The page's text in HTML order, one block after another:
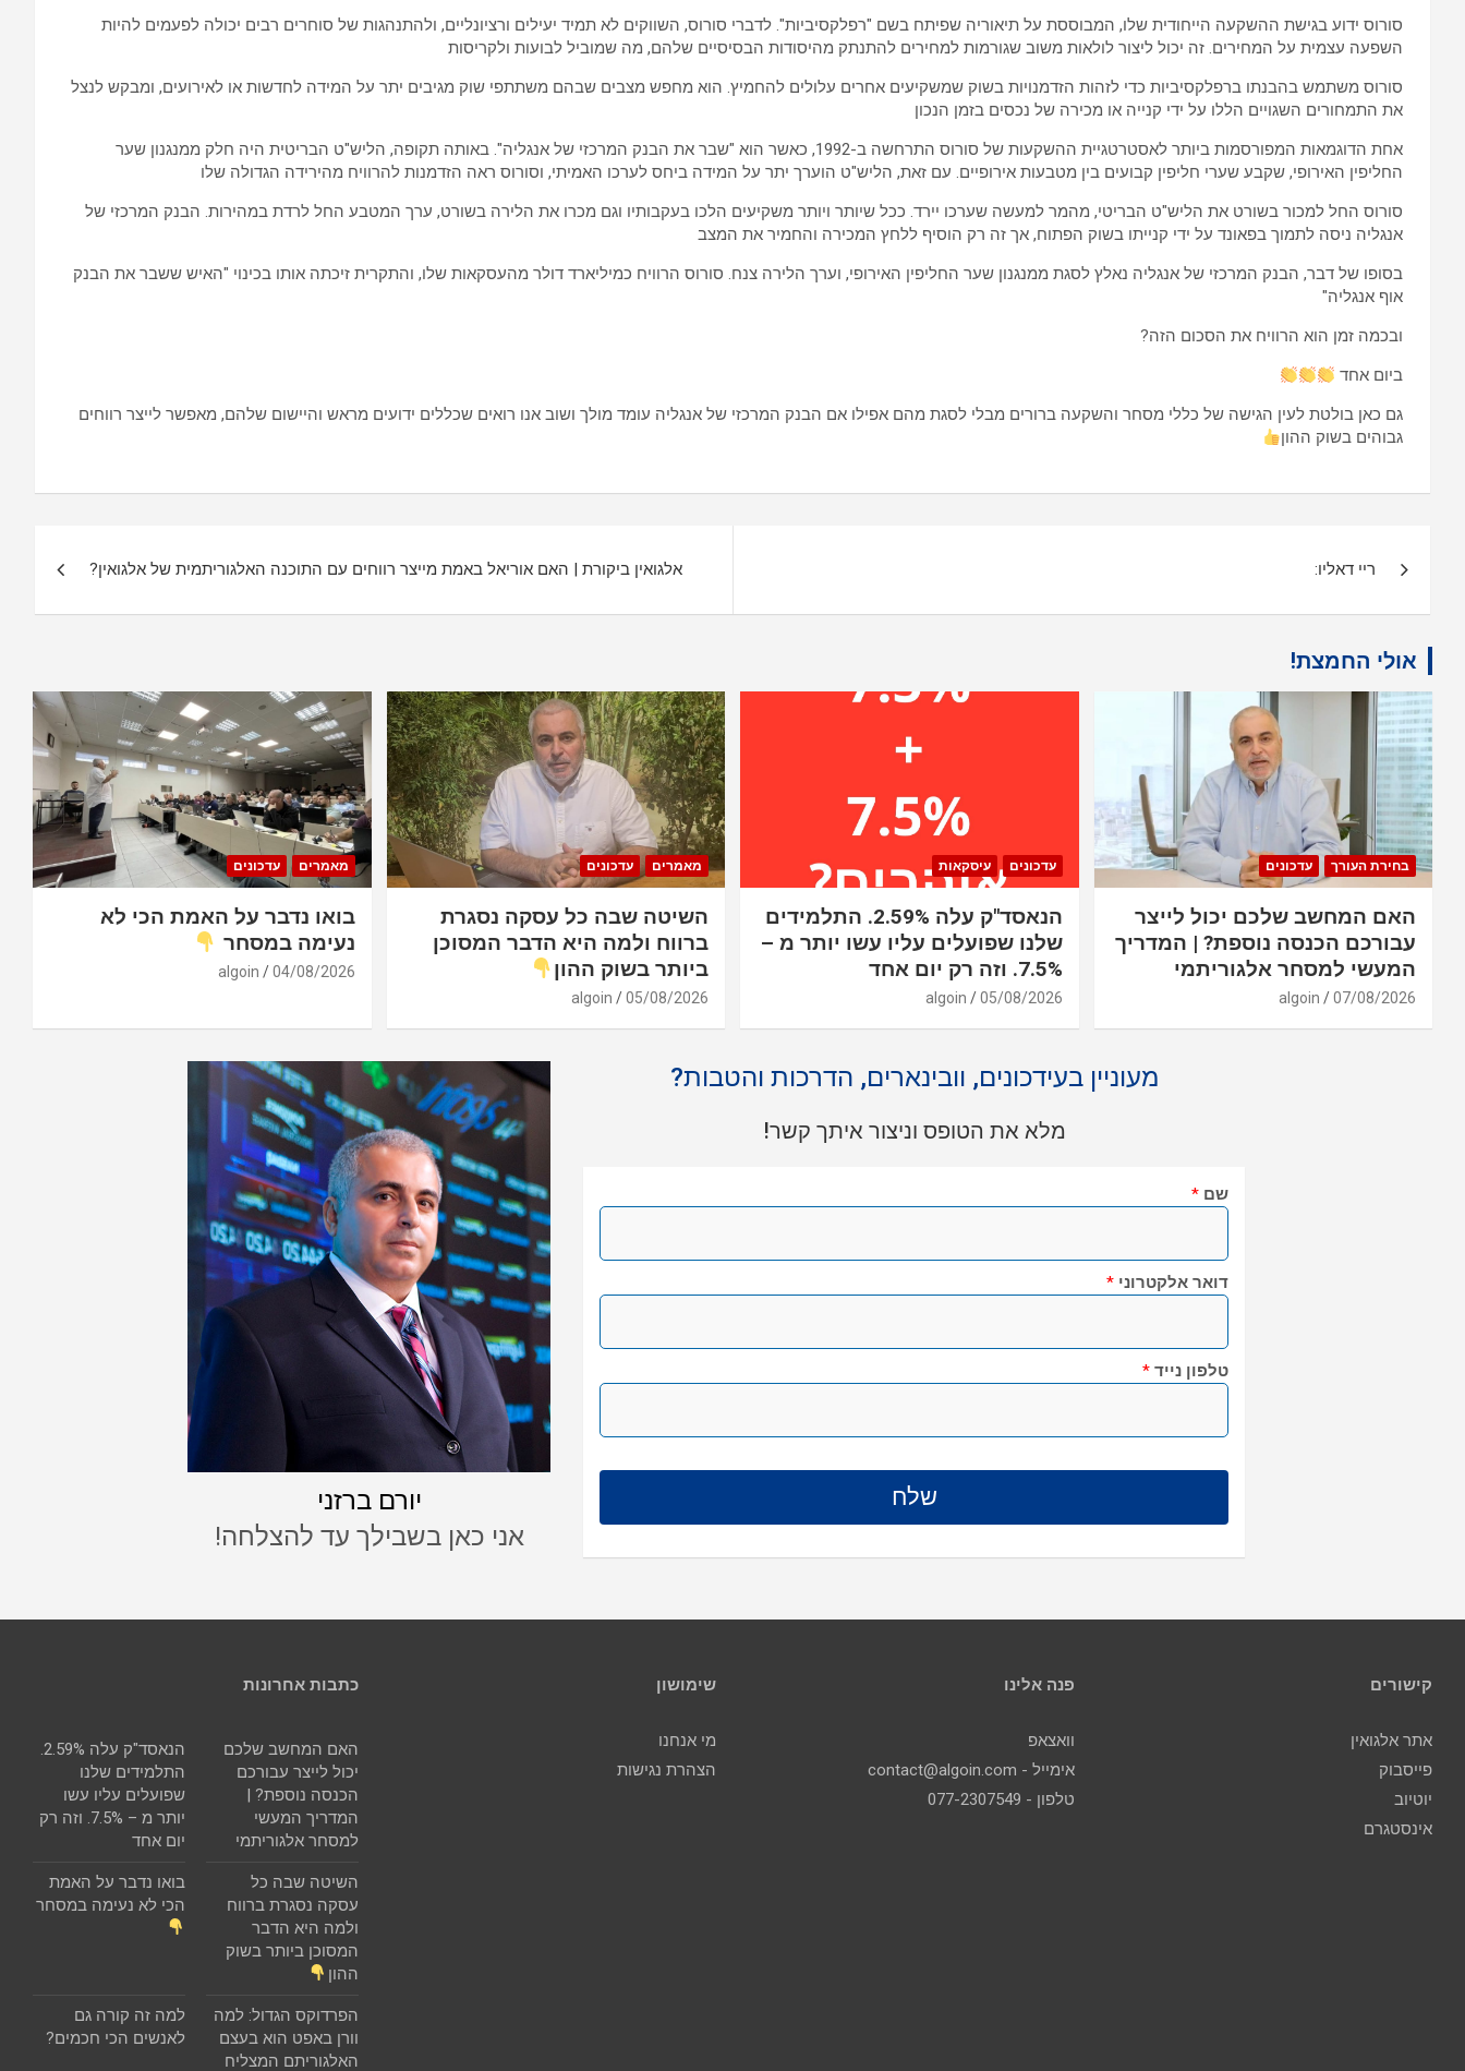
סורוס ידוע בגישת ההשקעה הייחודית שלו, המבוססת על תיאוריה שפיתח בשם "רפלקסיביות". לדברי סורוס, השווקים לא תמיד יעילים ורציונליים, ולהתנהגות של סוחרים רבים יכולה לפעמים להיות
השפעה עצמית על המחירים. זה יכול ליצור לולאות משוב שגורמות למחירים להתנתק מהיסודות הבסיסיים שלהם, מה שמוביל לבועות ולקריסות
סורוס משתמש בהבנתו ברפלקסיביות כדי לזהות הזדמנויות בשוק שמשקיעים אחרים עלולים להחמיץ. הוא מחפש מצבים שבהם משתתפי שוק מגיבים יתר על המידה לחדשות או לאירועים, ומבקש לנצל
את התמחורים השגויים הללו על ידי קנייה או מכירה של נכסים בזמן הנכון
אחת הדוגמאות המפורסמות ביותר לאסטרטגיית ההשקעות של סורוס התרחשה ב-1992, כאשר הוא "שבר את הבנק המרכזי של אנגליה". באותה תקופה, הליש"ט הבריטית היה חלק ממנגנון שער
החליפין האירופי, שקבע שערי חליפין קבועים בין מטבעות אירופיים. עם זאת, הליש"ט הוערך יתר על המידה ביחס לערכו האמיתי, וסורוס ראה הזדמנות להרוויח מהירידה הגדולה שלו
סורוס החל למכור בשורט את הליש"ט הבריטי, מהמר למעשה שערכו יירד. ככל שיותר ויותר משקיעים הלכו בעקבותיו וגם מכרו את הלירה בשורט, ערך המטבע החל לרדת במהירות. הבנק המרכזי של
אנגליה ניסה לתמוך בפאונד על ידי קנייתו בשוק הפתוח, אך זה רק הוסיף ללחץ המכירה והחמיר את המצב
בסופו של דבר, הבנק המרכזי של אנגליה נאלץ לסגת ממנגנון שער החליפין האירופי, וערך הלירה צנח. סורוס הרוויח כמיליארד דולר מהעסקאות שלו, והתקרית זיכתה אותו בכינוי "האיש ששבר את הבנק
אוף אנגליה"
ובכמה זמן הוא הרוויח את הסכום הזה?
ביום אחד
גם כאן בולטת לעין הגישה של כללי מסחר והשקעה ברורים מבלי לסגת מהם אפילו אם הבנק המרכזי של אנגליה עומד מולך ושוב אנו רואים שכללים ידועים מראש והיישום שלהם, מאפשר לייצר רווחים
גבוהים בשוק ההון
ריי דאליו: אלגואין ביקורת | האם אוריאל באמת מייצר רווחים עם התוכנה האלגוריתמית של אלגואין?
אולי החמצת!
בחירת העורך עדכונים
האם המחשב שלכם יכול לייצר
עבורכם הכנסה נוספת? | המדריך
המעשי למסחר אלגוריתמי
07/08/2026
algoin
עדכונים עיסקאות
הנאסד"ק עלה 2.59%. התלמידים
שלנו שפועלים עליו עשו יותר מ –
7.5%. וזה רק יום אחד
05/08/2026
algoin
מאמרים עדכונים
השיטה שבה כל עסקה נסגרת
ברווח ולמה היא הדבר המסוכן
ביותר בשוק ההון
05/08/2026
algoin
מאמרים עדכונים
בואו נדבר על האמת הכי לא
נעימה במסחר
04/08/2026
algoin
מעוניין בעידכונים, וובינארים, הדרכות והטבות?
מלא את הטופס וניצור איתך קשר!
שם *
דואר אלקטרוני *
טלפון נייד *
יורם ברזני
אני כאן בשבילך עד להצלחה!
קישורים
אתר אלגואין
פייסבוק
יוטיוב
אינסטגרם
פנה אלינו
וואצאפ
אימייל - contact@algoin.com
טלפון - 077-2307549
שימושון
מי אנחנו
הצהרת נגישות
כתבות אחרונות
האם המחשב שלכם
יכול לייצר עבורכם
הכנסה נוספת? |
המדריך המעשי
למסחר אלגוריתמי
הנאסד"ק עלה 2.59%.
התלמידים שלנו
שפועלים עליו עשו
יותר מ – 7.5%. וזה רק
יום אחד
השיטה שבה כל
עסקה נסגרת ברווח
ולמה היא הדבר
המסוכן ביותר בשוק
ההון
בואו נדבר על האמת
הכי לא נעימה במסחר
הפרדוקס הגדול: למה
וורן באפט הוא בעצם
האלגוריתם המצליח
למה זה קורה גם
לאנשים הכי חכמים?